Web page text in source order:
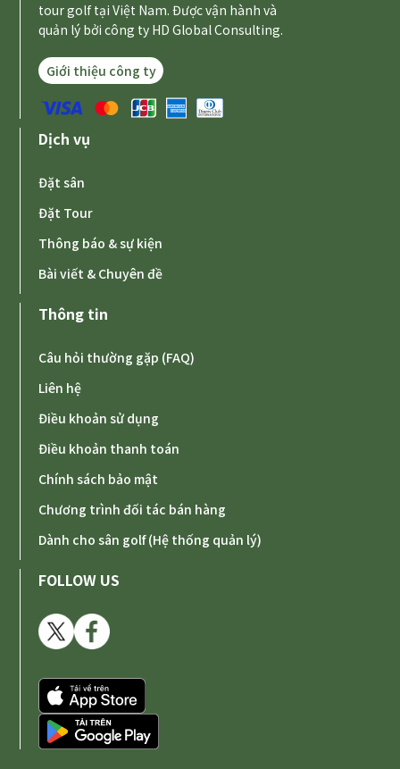
tour golf tại Việt Nam. Được vận hành và
quản lý bởi công ty HD Global Consulting.
Giới thiệu công ty
Dịch vụ
Đặt sân
Đặt Tour
Thông báo & sự kiện
Bài viết & Chuyên đề
Thông tin
Câu hỏi thường gặp (FAQ)
Liên hệ
Điều khoản sử dụng
Điều khoản thanh toán
Chính sách bảo mật
Chương trình đối tác bán hàng
Dành cho sân golf (Hệ thống quản lý)
FOLLOW US